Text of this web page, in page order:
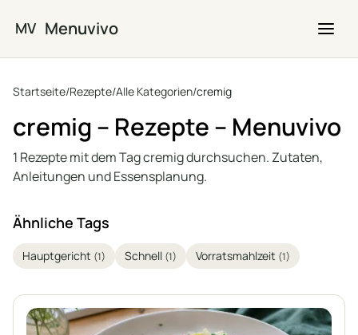
MV Menuvivo
Startseite/Rezepte/Alle Kategorien/cremig
cremig – Rezepte – Menuvivo
1 Rezepte mit dem Tag cremig durchsuchen. Zutaten,
Anleitungen und Essensplanung.
Ähnliche Tags
Hauptgericht (1) Schnell (1) Vorratsmahlzeit (1)